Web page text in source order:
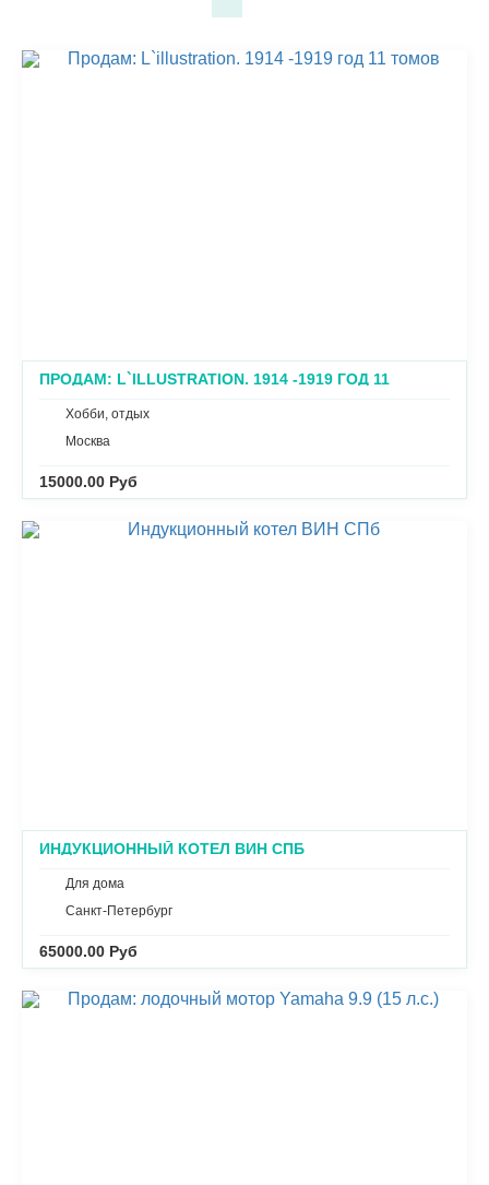
ПРОДАМ: L`ILLUSTRATION. 1914 -1919 ГОД 11
Хобби, отдых
Москва
15000.00 Руб
ИНДУКЦИОННЫЙ КОТЕЛ ВИН СПБ
Для дома
Санкт-Петербург
65000.00 Руб